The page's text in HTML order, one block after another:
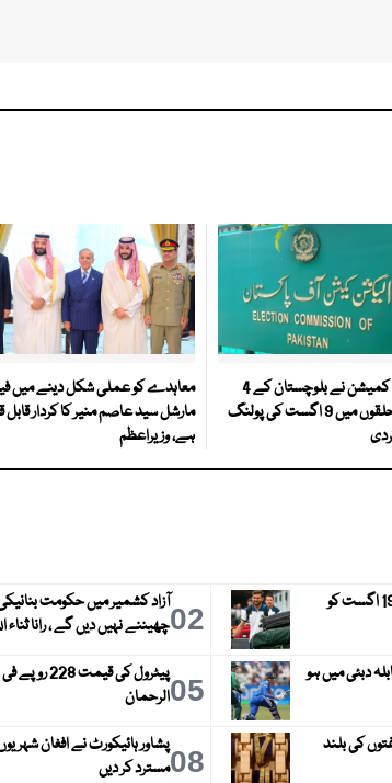
الیکشن کمیشن نے بلوچستان کے 4
بلدیاتی حلقوں میں 9 اگست کی پولنگ
معاہدے کو عملی شکل دینے میں
مارشل سید عاصم منیر کا کردار قابل
ہے، وزیراعظم
کیریبین پریمیئر لیگ ، قومی کرکٹرز کو این او سی 19 اگست کو
02آزاد کشمیر میں حکومت
چھیننے نہیں دیں گے ، رانا ثناء
کا مقابلہ دبئی میں ہو
05
پیٹرول کی
الرحمان
میں سونا مزید مہنگا ، قیمت 7 ہفتوں کی بلند
08پشاور ہائیکورٹ نے افغان
مسترد کر دیں